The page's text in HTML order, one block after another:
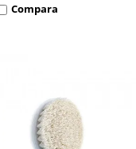
Compara